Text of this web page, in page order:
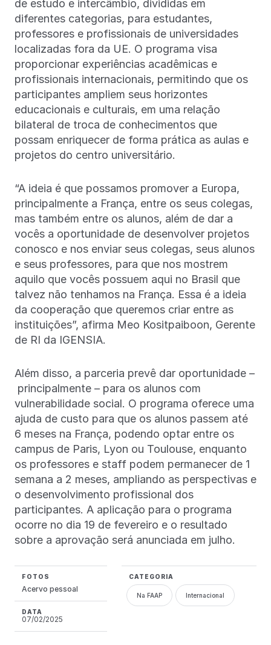
de estudo e intercâmbio, divididas em
diferentes categorias, para estudantes,
professores e profissionais de universidades
localizadas fora da UE. O programa visa
proporcionar experiências acadêmicas e
profissionais internacionais, permitindo que os
participantes ampliem seus horizontes
educacionais e culturais, em uma relação
bilateral de troca de conhecimentos que
possam enriquecer de forma prática as aulas e
projetos do centro universitário.
“A ideia é que possamos promover a Europa,
principalmente a França, entre os seus colegas,
mas também entre os alunos, além de dar a
vocês a oportunidade de desenvolver projetos
conosco e nos enviar seus colegas, seus alunos
e seus professores, para que nos mostrem
aquilo que vocês possuem aqui no Brasil que
talvez não tenhamos na França. Essa é a ideia
da cooperação que queremos criar entre as
instituições”, afirma Meo Kositpaiboon, Gerente
de RI da IGENSIA.
Além disso, a parceria prevê dar oportunidade –
principalmente – para os alunos com
vulnerabilidade social. O programa oferece uma
ajuda de custo para que os alunos passem até
6 meses na França, podendo optar entre os
campus de Paris, Lyon ou Toulouse, enquanto
os professores e staff podem permanecer de 1
semana a 2 meses, ampliando as perspectivas e
o desenvolvimento profissional dos
participantes. A aplicação para o programa
ocorre no dia 19 de fevereiro e o resultado
sobre a aprovação será anunciada em julho.
FOTOS
Acervo pessoal
DATA
07/02/2025
CATEGORIA
Na FAAP Internacional